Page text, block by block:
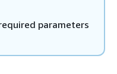
parameters